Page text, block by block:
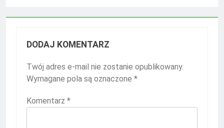
DODAJ KOMENTARZ
Twój adres e-mail nie zostanie opublikowany.
Wymagane pola są oznaczone *
Komentarz *